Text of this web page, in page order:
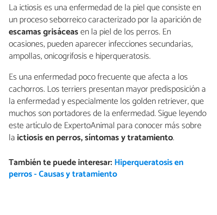
La ictiosis es una enfermedad de la piel que consiste en
un proceso seborreico caracterizado por la aparición de
escamas grisáceasen la piel de los perros. En
ocasiones, pueden aparecer infecciones secundarias,
ampollas, onicogrifosis e hiperqueratosis.
Es una enfermedad poco frecuente que afecta a los
cachorros. Los terriers presentan mayor predisposición a
la enfermedad y especialmente los golden retriever, que
muchos son portadores de la enfermedad. Sigue leyendo
este artículo de ExpertoAnimal para conocer más sobre
la ictiosis en perros, síntomas y tratamiento.
También te puede interesar: Hiperqueratosis en
perros - Causas y tratamiento